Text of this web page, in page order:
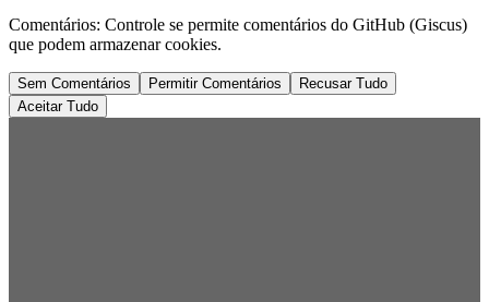
Comentários: Controle se permite comentários do GitHub (Giscus)
que podem armazenar cookies.
Sem Comentários Permitir Comentários
Recusar Tudo
Aceitar Tudo